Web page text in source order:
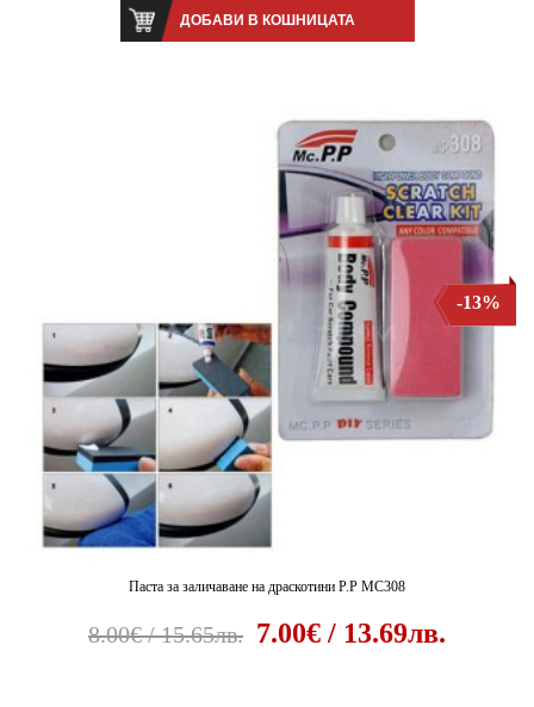
ДОБАВИ В КОШНИЦАТА
Паста за заличаване на драскотини P.P MC308
8.00€ / 15.65лв. 7.00€ / 13.69лв.
-13%